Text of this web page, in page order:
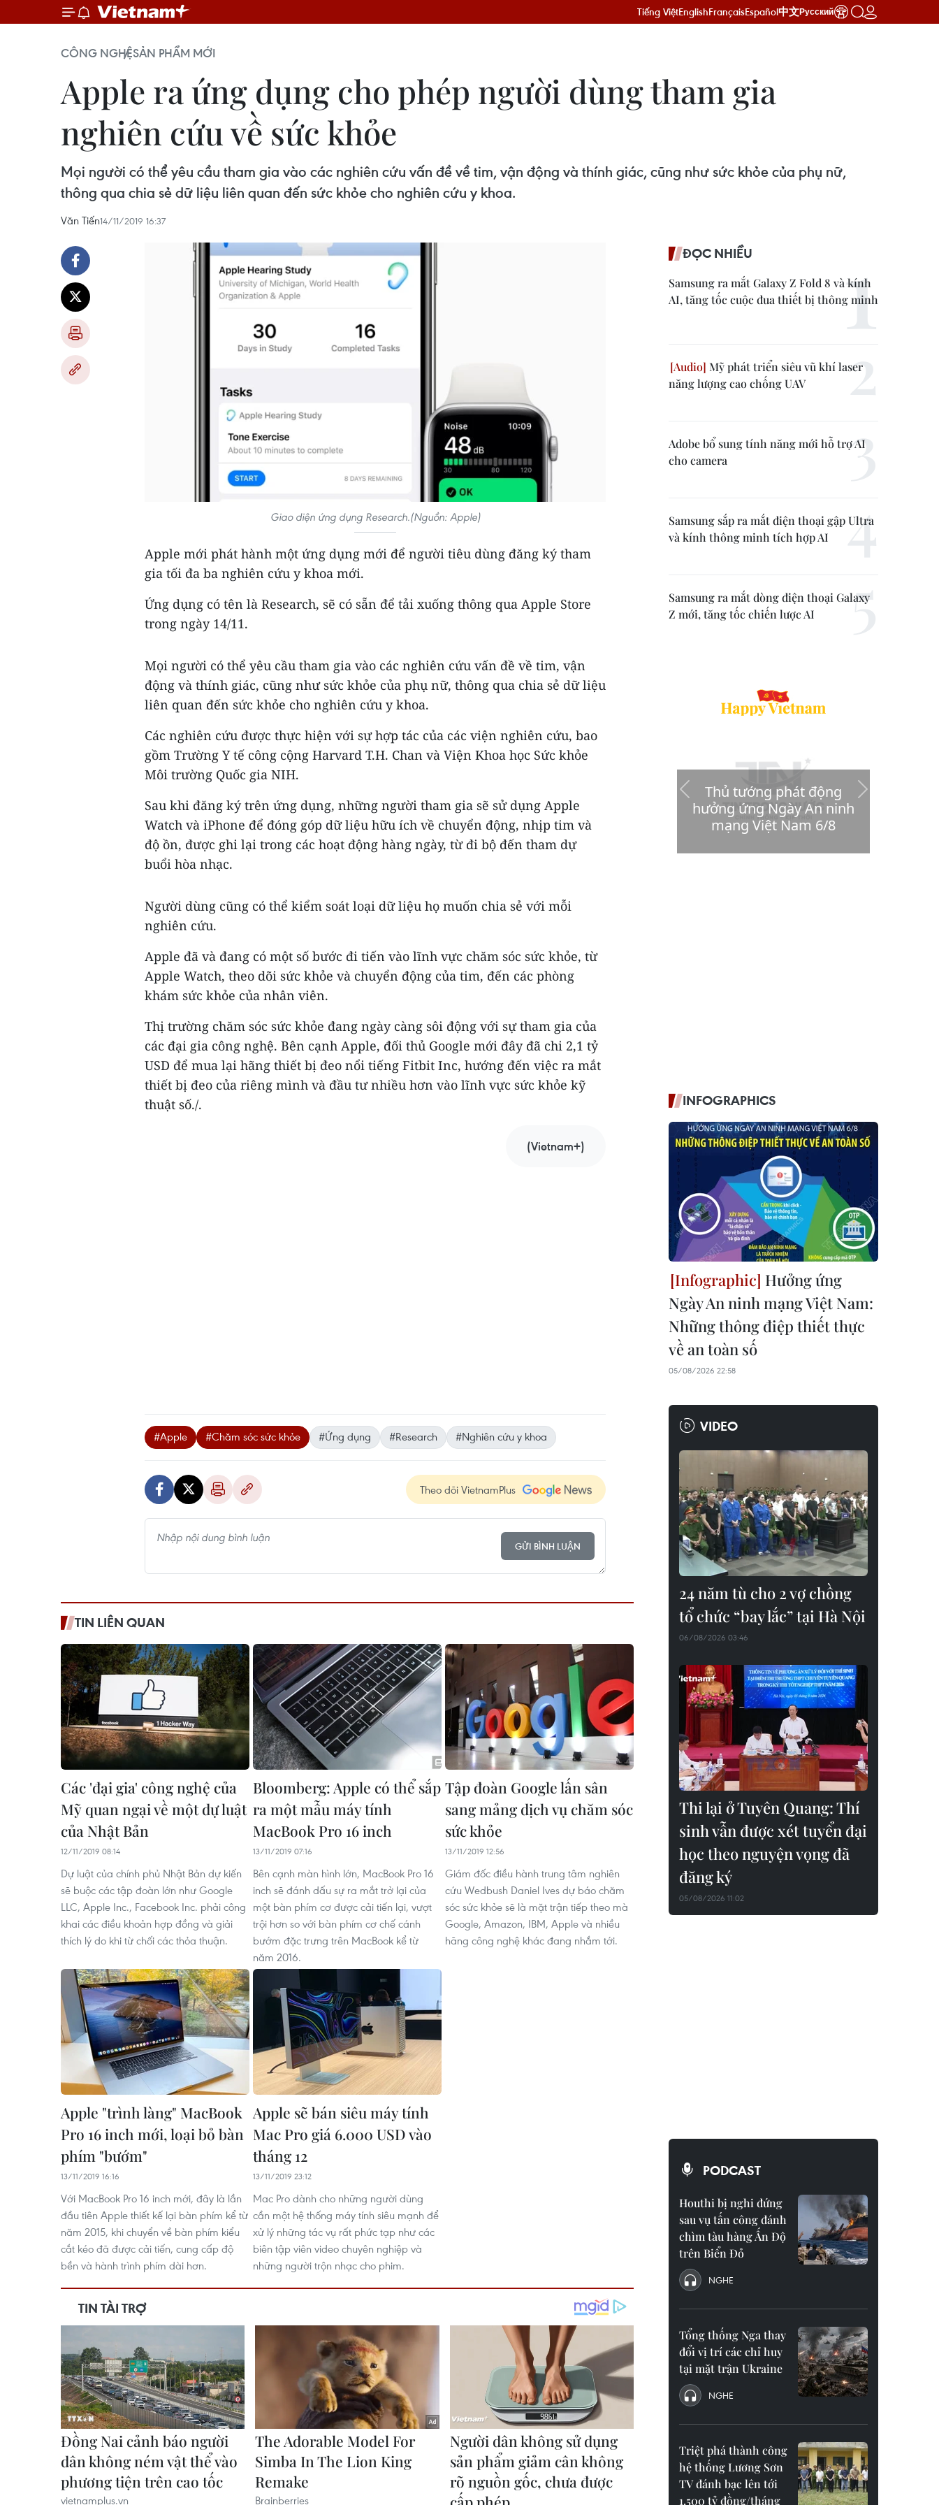
Tiếng ViệtEnglishFrançaisEspañol中文Русский
CÔNG NGHỆSẢN PHẨM MỚI
Apple ra ứng dụng cho phép người dùng tham gia
nghiên cứu về sức khỏe
Mọi người có thể yêu cầu tham gia vào các nghiên cứu vấn đề về tim, vận động và thính giác, cũng như sức khỏe của phụ nữ,
thông qua chia sẻ dữ liệu liên quan đến sức khỏe cho nghiên cứu y khoa.
Văn Tiến14/11/2019 16:37
Giao diện ứng dụng Research.(Nguồn: Apple)
Apple mới phát hành một ứng dụng mới để người tiêu dùng đăng ký tham
gia tối đa ba nghiên cứu y khoa mới.
Ứng dụng có tên là Research, sẽ có sẵn để tải xuống thông qua Apple Store
trong ngày 14/11.
Mọi người có thể yêu cầu tham gia vào các nghiên cứu vấn đề về tim, vận
động và thính giác, cũng như sức khỏe của phụ nữ, thông qua chia sẻ dữ liệu
liên quan đến sức khỏe cho nghiên cứu y khoa.
Các nghiên cứu được thực hiện với sự hợp tác của các viện nghiên cứu, bao
gồm Trường Y tế công cộng Harvard T.H. Chan và Viện Khoa học Sức khỏe
Môi trường Quốc gia NIH.
Sau khi đăng ký trên ứng dụng, những người tham gia sẽ sử dụng Apple
Watch và iPhone để đóng góp dữ liệu hữu ích về chuyển động, nhịp tim và
độ ồn, được ghi lại trong các hoạt động hàng ngày, từ đi bộ đến tham dự
buổi hòa nhạc.
Người dùng cũng có thể kiểm soát loại dữ liệu họ muốn chia sẻ với mỗi
nghiên cứu.
Apple đã và đang có một số bước đi tiến vào lĩnh vực chăm sóc sức khỏe, từ
Apple Watch, theo dõi sức khỏe và chuyển động của tim, đến các phòng
khám sức khỏe của nhân viên.
Thị trường chăm sóc sức khỏe đang ngày càng sôi động với sự tham gia của
các đại gia công nghệ. Bên cạnh Apple, đối thủ Google mới đây đã chi 2,1 tỷ
USD để mua lại hãng thiết bị đeo nổi tiếng Fitbit Inc, hướng đến việc ra mắt
thiết bị đeo của riêng mình và đầu tư nhiều hơn vào lĩnh vực sức khỏe kỹ
thuật số./.
(Vietnam+)
#Apple #Chăm sóc sức khỏe #Ứng dụng #Research #Nghiên cứu y khoa
Theo dõi VietnamPlus
GỬI BÌNH LUẬN
TIN LIÊN QUAN
Các 'đại gia' công nghệ của
Mỹ quan ngại về một dự luật
của Nhật Bản
12/11/2019 08:14
Dự luật của chính phủ Nhật Bản dự kiến
sẽ buộc các tập đoàn lớn như Google
LLC, Apple Inc., Facebook Inc. phải công
khai các điều khoản hợp đồng và giải
thích lý do khi từ chối các thỏa thuận.
Bloomberg: Apple có thể sắp
ra một mẫu máy tính
MacBook Pro 16 inch
13/11/2019 07:16
Bên cạnh màn hình lớn, MacBook Pro 16
inch sẽ đánh dấu sự ra mắt trở lại của
một bàn phím cơ được cải tiến lại, vượt
trội hơn so với bàn phím cơ chế cánh
bướm đặc trưng trên MacBook kể từ
năm 2016.
Tập đoàn Google lấn sân
sang mảng dịch vụ chăm sóc
sức khỏe
13/11/2019 12:56
Giám đốc điều hành trung tâm nghiên
cứu Wedbush Daniel Ives dự báo chăm
sóc sức khỏe sẽ là mặt trận tiếp theo mà
Google, Amazon, IBM, Apple và nhiều
hãng công nghệ khác đang nhắm tới.
Apple "trình làng" MacBook
Pro 16 inch mới, loại bỏ bàn
phím "bướm"
13/11/2019 16:16
Với MacBook Pro 16 inch mới, đây là lần
đầu tiên Apple thiết kế lại bàn phím kể từ
năm 2015, khi chuyển về bàn phím kiểu
cắt kéo đã được cải tiến, cung cấp độ
bền và hành trình phím dài hơn.
Apple sẽ bán siêu máy tính
Mac Pro giá 6.000 USD vào
tháng 12
13/11/2019 23:12
Mac Pro dành cho những người dùng
cần một hệ thống máy tính siêu mạnh để
xử lý những tác vụ rất phức tạp như các
biên tập viên video chuyên nghiệp và
những người trộn nhạc cho phim.
ĐỌC NHIỀU
Samsung ra mắt Galaxy Z Fold 8 và kính
AI, tăng tốc cuộc đua thiết bị thông minh
Mỹ phát triển siêu vũ khí laser
năng lượng cao chống UAV
Adobe bổ sung tính năng mới hỗ trợ AI
cho camera
Samsung sắp ra mắt điện thoại gập Ultra
và kính thông minh tích hợp AI
Samsung ra mắt dòng điện thoại Galaxy
Z mới, tăng tốc chiến lược AI
INFOGRAPHICS
Hưởng ứng
Ngày An ninh mạng Việt Nam:
Những thông điệp thiết thực
về an toàn số
05/08/2026 22:58
VIDEO
24 năm tù cho 2 vợ chồng
tổ chức “bay lắc” tại Hà Nội
06/08/2026 03:46
Thi lại ở Tuyên Quang: Thí
sinh vẫn được xét tuyển đại
học theo nguyện vọng đã
đăng ký
05/08/2026 11:02
PODCAST
Houthi bị nghi đứng
sau vụ tấn công đánh
chìm tàu hàng Ấn Độ
trên Biển Đỏ
NGHE
Tổng thống Nga thay
đổi vị trí các chỉ huy
tại mặt trận Ukraine
NGHE
Triệt phá thành công
hệ thống Lương Sơn
TV đánh bạc lên tới
1.500 tỷ đồng/tháng